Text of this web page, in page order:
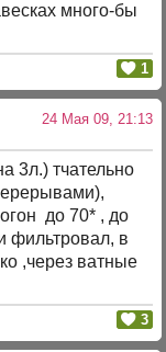
много-бы
1
24 Мая 09, 21:13
3л.) тчательно
до 70* , до
фильтровал, в
,через ватные
3